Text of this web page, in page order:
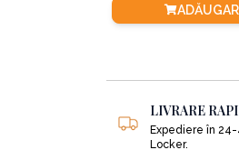
În această secțiune
1.Modelul de
În centrul oferirii unui
LIVRARE
Expediere în
Locker.